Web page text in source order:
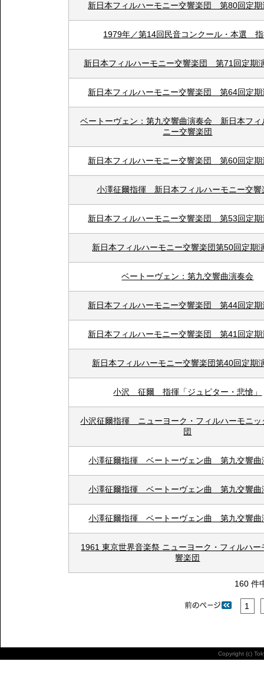
新日本フィルハーモニー交響楽団 第80回定期
1979年／第14回民音コンクール・本選
新日本フィルハーモニー交響楽団 第71回定
新日本フィルハーモニー交響楽団 第64回定期
ベートーヴェン：第九交響曲演奏会 新日本フィ
ニー交響楽団
新日本フィルハーモニー交響楽団 第60回定期
小澤征爾指揮 新日本フィルハーモニー交響
新日本フィルハーモニー交響楽団 第53回定期
新日本フィルハーモニー交響楽団第50回定期
ベートーヴェン：第九交響曲演奏会
新日本フィルハーモニー交響楽団 第44回定期
新日本フィルハーモニー交響楽団 第41回定期
新日本フィルハーモニー交響楽団第40回定期
小沢 征爾 指揮「ジュピター・悲愴」
小沢征爾指揮 ニューヨーク・フィルハーモニッ
団
小澤征爾指揮 ベートーヴェン曲 第九交響曲
小澤征爾指揮 ベートーヴェン曲 第九交響曲
小澤征爾指揮 ベートーヴェン曲 第九交響曲
1961 東京世界音楽祭 ニューヨーク・フィルハー
響楽団
160 件
1
Copyright (c)